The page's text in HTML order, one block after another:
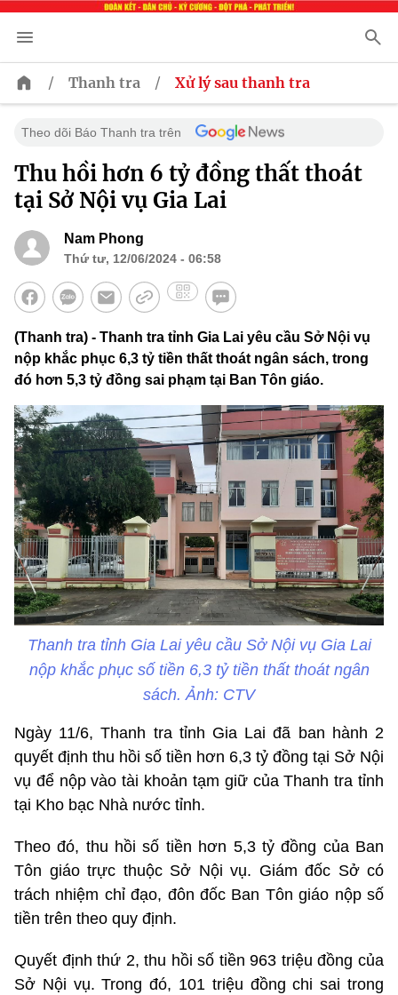
/ Thanh tra / Xử lý sau thanh tra
Theo dõi Báo Thanh tra trên
Thu hồi hơn 6 tỷ đồng thất thoát
tại Sở Nội vụ Gia Lai
Nam Phong
Thứ tư, 12/06/2024 - 06:58
(Thanh tra) - Thanh tra tỉnh Gia Lai yêu cầu Sở Nội vụ
nộp khắc phục 6,3 tỷ tiền thất thoát ngân sách, trong
đó hơn 5,3 tỷ đồng sai phạm tại Ban Tôn giáo.
Thanh tra tỉnh Gia Lai yêu cầu Sở Nội vụ Gia Lai
nộp khắc phục số tiền 6,3 tỷ tiền thất thoát ngân
sách. Ảnh: CTV
Ngày 11/6, Thanh tra tỉnh Gia Lai đã ban hành 2
quyết định thu hồi số tiền hơn 6,3 tỷ đồng tại Sở Nội
vụ để nộp vào tài khoản tạm giữ của Thanh tra tỉnh
tại Kho bạc Nhà nước tỉnh.
Theo đó, thu hồi số tiền hơn 5,3 tỷ đồng của Ban
Tôn giáo trực thuộc Sở Nội vụ. Giám đốc Sở có
trách nhiệm chỉ đạo, đôn đốc Ban Tôn giáo nộp số
tiền trên theo quy định.
Quyết định thứ 2, thu hồi số tiền 963 triệu đồng của
Sở Nội vụ. Trong đó, 101 triệu đồng chi sai trong